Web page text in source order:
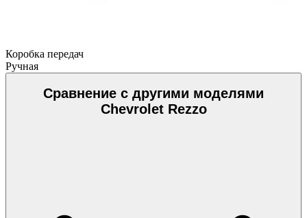
Коробка передач
Ручная
Сравнение с другими моделями
Chevrolet Rezzo